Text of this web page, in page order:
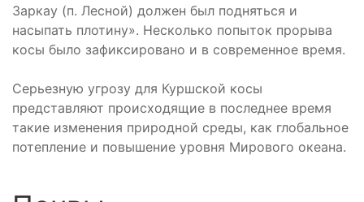
Заркау (п. Лесной) должен был подняться и
насыпать плотину». Несколько попыток прорыва
косы было зафиксировано и в современное время.
Серьезную угрозу для Куршской косы
представляют происходящие в последнее время
такие изменения природной среды, как глобальное
потепление и повышение уровня Мирового океана.